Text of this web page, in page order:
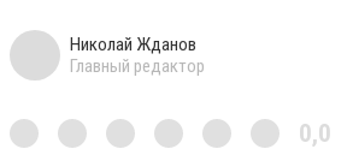
Николай Жданов
Главный редактор
0,0